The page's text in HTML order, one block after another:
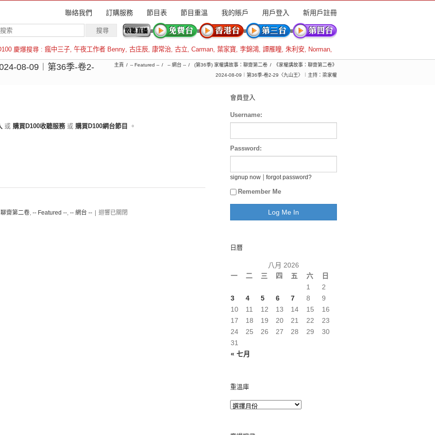
聯絡我們 訂購服務 節目表 節目重溫 我的賬戶 用戶登入 新用戶註冊
慶爆搜尋 : 瘋中三子, 午夜工作者 Benny, 古庄辰, 康常治, 古立, Carman, 葉家寶, 李錦鴻, 譚雁瞳, 朱利安, Norman,
倫斯
08-09︱第36季-卷2-
主頁 -- Featured -- -- 網台 -- (第36季) 家權講故事：聊齋第二卷
《家權講故事：聊齋第二卷》
2024-08-09︱第36季-卷2-29〈九山王〉︱主持：梁家權
或 購買D100收聽服務 或 購買D100網台節目 。
齋第二卷, -- Featured --, -- 網台 -- 迴響已關閉
會員登入
Username:
Password:
signup now forgot password?
Remember Me
日曆
八月 2026
一
二 三 四 五 六 日
« 七月
1
2
3
4 5 6 7 8
9
10
11 12 13 14 15
16
17
18 19 20 21 22
23
24
25 26 27 28 29
30
31
重溫庫